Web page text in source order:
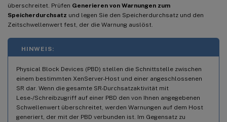
überschreitet. Prüfen Generieren von Warnungen zum
Speicherdurchsatz und legen Sie den Speicherdurchsatz und den
Zeitschwellenwert fest, der die Warnung auslöst.
HINWEIS:
Physical Block Devices (PBD) stellen die Schnittstelle zwischen
einem bestimmten XenServer-Host und einer angeschlossenen
SR dar. Wenn die gesamte SR-Durchsatzaktivität mit
Lese-/Schreibzugriff auf einer PBD den von Ihnen angegebenen
Schwellenwert überschreitet, werden Warnungen auf dem Host
generiert, der mit der PBD verbunden ist. Im Gegensatz zu